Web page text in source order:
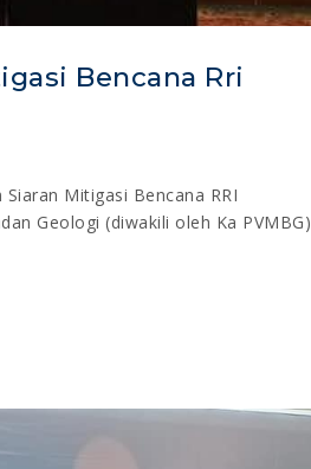
Bencana Rri
Mitigasi Bencana RRI
Geologi (diwakili oleh Ka PVMBG)